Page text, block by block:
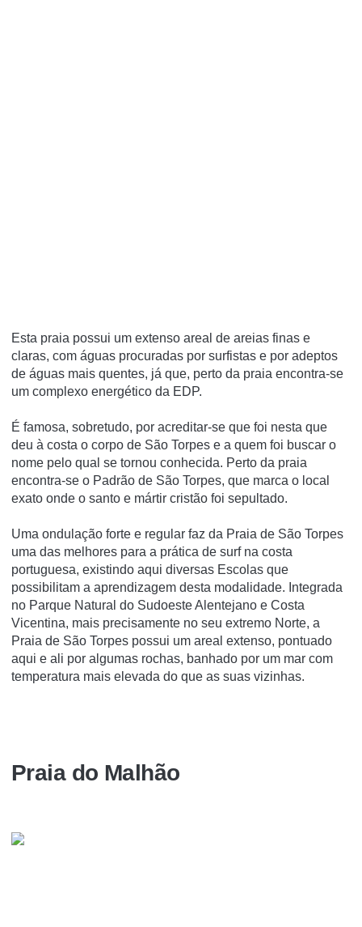
Esta praia possui um extenso areal de areias finas e
claras, com águas procuradas por surfistas e por adeptos
de águas mais quentes, já que, perto da praia encontra-se
um complexo energético da EDP.
É famosa, sobretudo, por acreditar-se que foi nesta que
deu à costa o corpo de São Torpes e a quem foi buscar o
nome pelo qual se tornou conhecida. Perto da praia
encontra-se o Padrão de São Torpes, que marca o local
exato onde o santo e mártir cristão foi sepultado.
Uma ondulação forte e regular faz da Praia de São Torpes
uma das melhores para a prática de surf na costa
portuguesa, existindo aqui diversas Escolas que
possibilitam a aprendizagem desta modalidade. Integrada
no Parque Natural do Sudoeste Alentejano e Costa
Vicentina, mais precisamente no seu extremo Norte, a
Praia de São Torpes possui um areal extenso, pontuado
aqui e ali por algumas rochas, banhado por um mar com
temperatura mais elevada do que as suas vizinhas.
Praia do Malhão